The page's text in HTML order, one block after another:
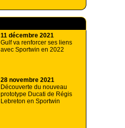
11 décembre 2021
Gulf va renforcer ses liens
avec Sportwin en 2022
28 novembre 2021
Découverte du nouveau
prototype Ducati de Régis
Lebreton en Sportwin